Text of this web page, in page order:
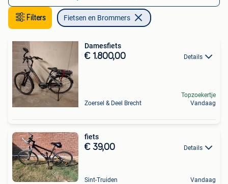
Filters Fietsen en Brommers
Damesfiets
€ 1.800,00 Details
Zoersel & Deel Brecht
Topzoekertje
Vandaag
fiets
€ 39,00 Details
Sint-Truiden Vandaag